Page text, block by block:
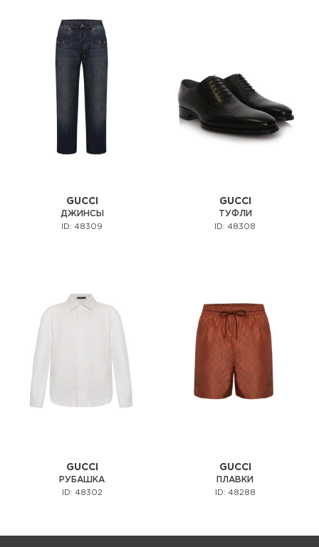
GUCCI
ДЖИНСЫ
ID: 48309
GUCCI
ТУФЛИ
ID: 48308
GUCCI
РУБАШКА
ID: 48302
GUCCI
ПЛАВКИ
ID: 48288